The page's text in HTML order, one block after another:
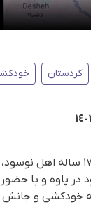
کردستان
دنیا فرهادی، دانش‌آموز ۱۷ ساله
پاوه و با حضور
خودکشی و جانش